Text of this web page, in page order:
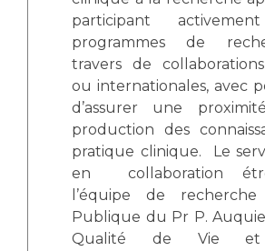
participant
programmes de
travers de
ou internationales, avec
d’assurer une
production des
pratique clinique. Le
en collaboration
l’équipe de
Publique du Pr P.
Qualité de Vie et